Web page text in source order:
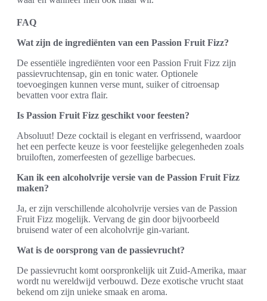
FAQ
Wat zijn de ingrediënten van een Passion Fruit Fizz?
De essentiële ingrediënten voor een Passion Fruit Fizz zijn
passievruchtensap, gin en tonic water. Optionele
toevoegingen kunnen verse munt, suiker of citroensap
bevatten voor extra flair.
Is Passion Fruit Fizz geschikt voor feesten?
Absoluut! Deze cocktail is elegant en verfrissend, waardoor
het een perfecte keuze is voor feestelijke gelegenheden zoals
bruiloften, zomerfeesten of gezellige barbecues.
Kan ik een alcoholvrije versie van de Passion Fruit Fizz
maken?
Ja, er zijn verschillende alcoholvrije versies van de Passion
Fruit Fizz mogelijk. Vervang de gin door bijvoorbeeld
bruisend water of een alcoholvrije gin-variant.
Wat is de oorsprong van de passievrucht?
De passievrucht komt oorspronkelijk uit Zuid-Amerika, maar
wordt nu wereldwijd verbouwd. Deze exotische vrucht staat
bekend om zijn unieke smaak en aroma.